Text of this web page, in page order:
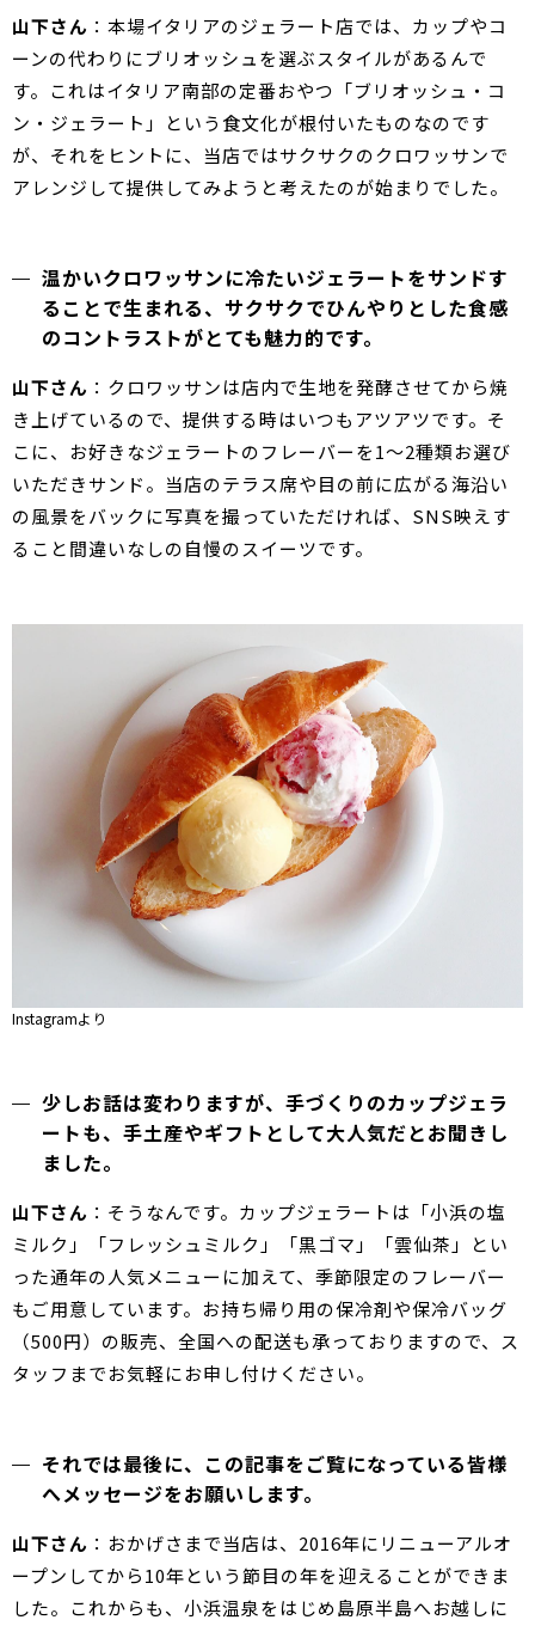
山下さん ：本場イタリアのジェラート店では、カップやコ
ーンの代わりにブリオッシュを選ぶスタイルがあるんで
す。これはイタリア南部の定番おやつ「ブリオッシュ・コ
ン・ジェラート」という食文化が根付いたものなのです
が、それをヒントに、当店ではサクサクのクロワッサンで
アレンジして提供してみようと考えたのが始まりでした。
温かいクロワッサンに冷たいジェラートをサンドす
ることで生まれる、サクサクでひんやりとした食感
のコントラストがとても魅力的です。
山下さん ：クロワッサンは店内で生地を発酵させてから焼
き上げているので、提供する時はいつもアツアツです。そ
こに、お好きなジェラートのフレーバーを1～2種類お選び
いただきサンド。当店のテラス席や目の前に広がる海沿い
の風景をバックに写真を撮っていただければ、SNS映えす
ること間違いなしの自慢のスイーツです。
Instagramより
少しお話は変わりますが、手づくりのカップジェラ
ートも、手土産やギフトとして大人気だとお聞きし
ました。
山下さん ：そうなんです。カップジェラートは「小浜の塩
ミルク」「フレッシュミルク」「黒ゴマ」「雲仙茶」とい
った通年の人気メニューに加えて、季節限定のフレーバー
もご用意しています。お持ち帰り用の保冷剤や保冷バッグ
（500円）の販売、全国への配送も承っておりますので、ス
タッフまでお気軽にお申し付けください。
それでは最後に、この記事をご覧になっている皆様
へメッセージをお願いします。
山下さん ：おかげさまで当店は、2016年にリニューアルオ
ープンしてから10年という節目の年を迎えることができま
した。これからも、小浜温泉をはじめ島原半島へお越しに